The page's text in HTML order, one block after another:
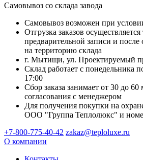
Самовывоз со склада завода
Самовывоз возможен при
Отгрузка заказов
предварительной записи и
на территорию склада
г. Мытищи, ул. Проектируемый
Склад работает с понедельника
17:00
Сбор заказа занимает от 30 до 60
согласования с менеджером
Для получения покупки на
ООО "Группа Теплолюкс" и
+7-800-775-40-42 zakaz@teploluxe.ru
О компании